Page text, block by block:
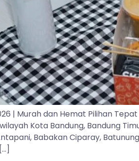
| Murah dan Hemat Pilihan
Kota Bandung, Bandung
Babakan Ciparay,